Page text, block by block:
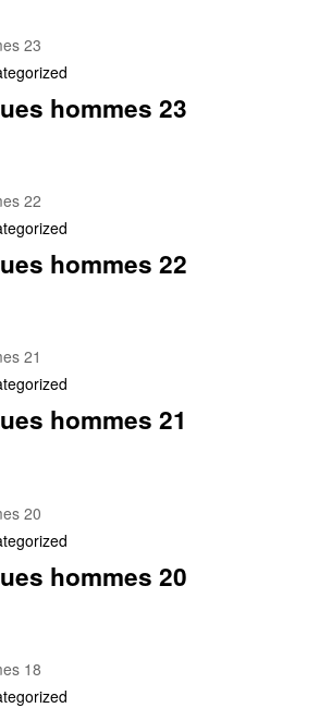
hommes 23
hommes 22
hommes 21
hommes 20